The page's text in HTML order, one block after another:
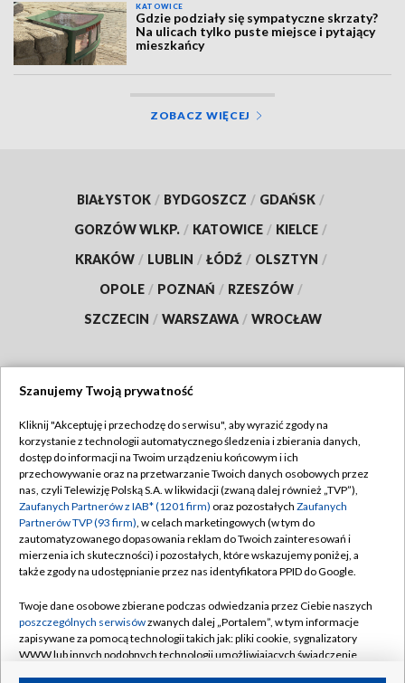
KATOWICE
Gdzie podziały się sympatyczne skrzaty?
Na ulicach tylko puste miejsce i pytający
mieszkańcy
ZOBACZ WIĘCEJ
BIAŁYSTOK / BYDGOSZCZ / GDAŃSK /
GORZÓW WLKP. / KATOWICE / KIELCE /
KRAKÓW / LUBLIN / ŁÓDŹ / OLSZTYN /
OPOLE / POZNAŃ / RZESZÓW /
SZCZECIN / WARSZAWA / WROCŁAW
TVP
Abonament TVP
Emisja w TVP
Centrum informacji TVP
Naziemna Telewizja Cyfrowa
Rada Programowa
System NOS
Informacje o nadawcy
Regulamin TVP
Polityka prywatności
Moje zgody
Pomoc
Kontakt
Szanujemy Twoją prywatność
Kliknij "Akceptuję i przechodzę do serwisu", aby wyrazić zgody na
korzystanie z technologii automatycznego śledzenia i zbierania danych,
dostęp do informacji na Twoim urządzeniu końcowym i ich
przechowywanie oraz na przetwarzanie Twoich danych osobowych przez
nas, czyli Telewizję Polską S.A. w likwidacji (zwaną dalej również „TVP”),
Zaufanych Partnerów z IAB* (1201 firm) oraz pozostałych Zaufanych
Partnerów TVP (93 firm), w celach marketingowych (w tym do
zautomatyzowanego dopasowania reklam do Twoich zainteresowań i
mierzenia ich skuteczności) i pozostałych, które wskazujemy poniżej, a
także zgody na udostępnianie przez nas identyfikatora PPID do Google.
Twoje dane osobowe zbierane podczas odwiedzania przez Ciebie naszych
poszczególnych serwisówzwanych dalej „Portalem”, w tym informacje
zapisywane za pomocą technologii takich jak: pliki cookie, sygnalizatory
WWW lub innych podobnych technologii umożliwiających świadczenie